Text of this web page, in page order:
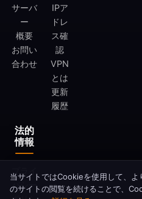
サーバ
ー
概要
お問い
合わせ
IPア
ドレ
ス確
認
VPN
とは
更新
履歴
法的
情報
プライ
バシー
当サイトではCookieを使用して、よ
のサイトの閲覧を続けることで、